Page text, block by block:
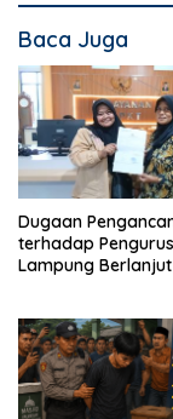
Baca Juga
Dugaan
terhadap
Lampung